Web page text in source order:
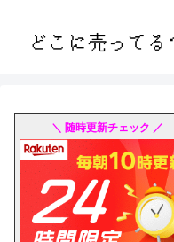
＼ 随時更新チェック ／